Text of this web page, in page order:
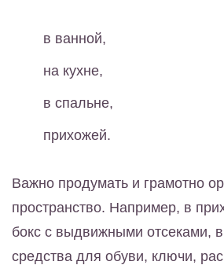
в ванной,
на кухне,
в спальне,
прихожей.
Важно продумать и грамотно
пространство. Например, в
бокс с выдвижными отсеками,
средства для обуви, ключи,